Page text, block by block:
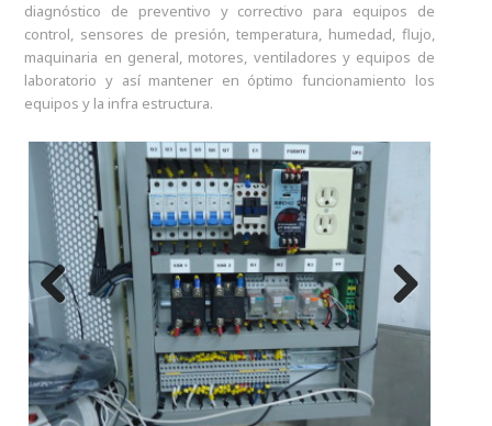
diagnóstico de preventivo y correctivo para equipos de
control, sensores de presión, temperatura, humedad, flujo,
maquinaria en general, motores, ventiladores y equipos de
laboratorio y así mantener en óptimo funcionamiento los
equipos y la infra estructura.
Previous Next